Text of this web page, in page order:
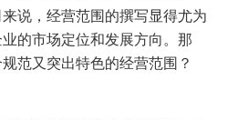
说，经营范围的撰写显得尤为
的市场定位和发展方向。那
范又突出特色的经营范围？